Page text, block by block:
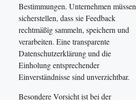
Bestimmungen. Unternehmen müssen
sicherstellen, dass sie Feedback
rechtmäßig sammeln, speichern und
verarbeiten. Eine transparente
Datenschutzerklärung und die
Einholung entsprechender
Einverständnisse sind unverzichtbar.
Besondere Vorsicht ist bei der